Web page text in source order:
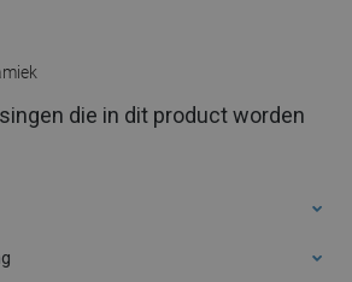
die in dit product worden